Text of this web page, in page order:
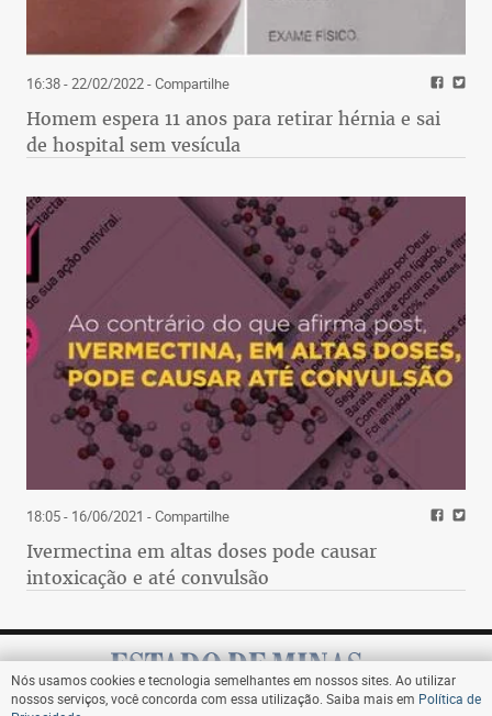
16:38 - 22/02/2022- Compartilhe
Homem espera 11 anos para retirar hérnia e sai
de hospital sem vesícula
18:05 - 16/06/2021 - Compartilhe
Ivermectina em altas doses pode causar
intoxicação e até convulsão
Nós usamos cookies e tecnologia semelhantes em nossos sites. Ao utilizar
nossos serviços, você concorda com essa utilização. Saiba mais em Política de